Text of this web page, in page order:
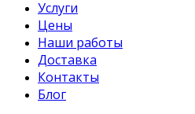
Услуги
Цены
Наши работы
Доставка
Контакты
Блог